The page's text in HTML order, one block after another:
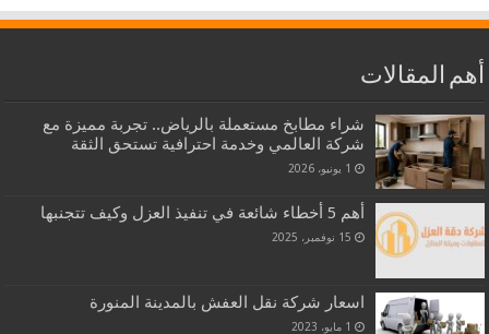
أهم المقالات
شراء مطابخ مستعملة بالرياض.. تجربة مميزة مع
شركة العالمي وخدمة احترافية تستحق الثقة
1 يونيو، 2026
أهم 5 أخطاء شائعة في تنفيذ العزل وكيف تتجنبها
15 نوفمبر، 2025
اسعار شركة نقل العفش بالمدينة المنورة
1 مايو، 2023